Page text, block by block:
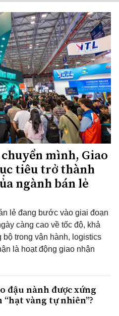
mình, Giao
tiêu trở thành
ngành bán lẻ
lẻ đang bước vào giai đoạn
càng cao về tốc độ, khả
bộ trong vận hành, logistics
là hoạt động giao nhận
đậu nành được xứng
“hạt vàng tự nhiên”?